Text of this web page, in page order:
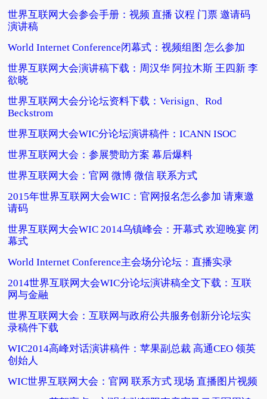
世界互联网大会参会手册：视频 直播 议程 门票 邀请码
演讲稿
World Internet Conference闭幕式：视频组图 怎么参加
世界互联网大会演讲稿下载：周汉华 阿拉木斯 王四新 李
欲晓
世界互联网大会分论坛资料下载：Verisign、Rod
Beckstrom
世界互联网大会WIC分论坛演讲稿件：ICANN ISOC
世界互联网大会：参展赞助方案 幕后爆料
世界互联网大会：官网 微博 微信 联系方式
2015年世界互联网大会WIC：官网报名怎么参加 请柬邀
请码
世界互联网大会WIC 2014乌镇峰会：开幕式 欢迎晚宴 闭
幕式
World Internet Conference主会场分论坛：直播实录
2014世界互联网大会WIC分论坛演讲稿全文下载：互联
网与金融
世界互联网大会：互联网与政府公共服务创新分论坛实
录稿件下载
WIC2014高峰对话演讲稿件：苹果副总裁 高通CEO 领英
创始人
WIC世界互联网大会：官网 联系方式 现场 直播图片视频